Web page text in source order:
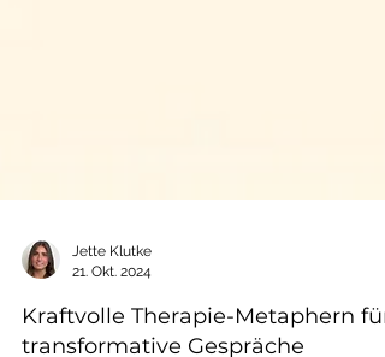
Jette Klutke
21. Okt. 2024